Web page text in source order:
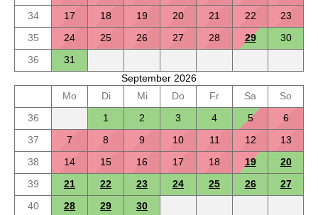
34
17 18 19 20 21 22
23
35
24 25 26 27 28 29
30
36
31
September 2026
Mo
Di Mi Do Fr Sa
So
36
1 2 3 4 5
6
37
7 8 9 10 11 12
13
38
14 15 16 17 18 19
20
39
21 22 23 24 25 26
27
40
28 29
30